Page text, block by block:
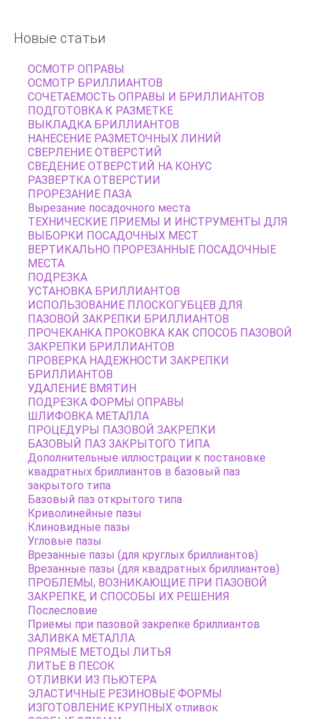
Новые статьи
ОСМОТР ОПРАВЫ
ОСМОТР БРИЛЛИАНТОВ
СОЧЕТАЕМОСТЬ ОПРАВЫ И БРИЛЛИАНТОВ
ПОДГОТОВКА К РАЗМЕТКЕ
ВЫКЛАДКА БРИЛЛИАНТОВ
НАНЕСЕНИЕ РАЗМЕТОЧНЫХ ЛИНИЙ
СВЕРЛЕНИЕ ОТВЕРСТИЙ
СВЕДЕНИЕ ОТВЕРСТИЙ НА КОНУС
РАЗВЕРТКА ОТВЕРСТИИ
ПРОРЕЗАНИЕ ПАЗА
Вырезание посадочного места
ТЕХНИЧЕСКИЕ ПРИЕМЫ И ИНСТРУМЕНТЫ ДЛЯ
ВЫБОРКИ ПОСАДОЧНЫХ МЕСТ
ВЕРТИКАЛЬНО ПРОРЕЗАННЫЕ ПОСАДОЧНЫЕ
МЕСТА
ПОДРЕЗКА
УСТАНОВКА БРИЛЛИАНТОВ
ИСПОЛЬЗОВАНИЕ ПЛОСКОГУБЦЕВ ДЛЯ
ПАЗОВОЙ ЗАКРЕПКИ БРИЛЛИАНТОВ
ПРОЧЕКАНКА ПРОКОВКА КАК СПОСОБ ПАЗОВОЙ
ЗАКРЕПКИ БРИЛЛИАНТОВ
ПРОВЕРКА НАДЕЖНОСТИ ЗАКРЕПКИ
БРИЛЛИАНТОВ
УДАЛЕНИЕ ВМЯТИН
ПОДРЕЗКА ФОРМЫ ОПРАВЫ
ШЛИФОВКА МЕТАЛЛА
ПРОЦЕДУРЫ ПАЗОВОЙ ЗАКРЕПКИ
БАЗОВЫЙ ПАЗ ЗАКРЫТОГО ТИПА
Дополнительные иллюстрации к постановке
квадратных бриллиантов в базовый паз
закрытого типа
Базовый паз открытого типа
Криволинейные пазы
Клиновидные пазы
Угловые пазы
Врезанные пазы (для круглых бриллиантов)
Врезанные пазы (для квадратных бриллиантов)
ПРОБЛЕМЫ, ВОЗНИКАЮЩИЕ ПРИ ПАЗОВОЙ
ЗАКРЕПКЕ, И СПОСОБЫ ИХ РЕШЕНИЯ
Послесловие
Приемы при пазовой закрепке бриллиантов
ЗАЛИВКА МЕТАЛЛА
ПРЯМЫЕ МЕТОДЫ ЛИТЬЯ
ЛИТЬЕ В ПЕСОК
ОТЛИВКИ ИЗ ПЬЮТЕРА
ЭЛАСТИЧНЫЕ РЕЗИНОВЫЕ ФОРМЫ
ИЗГОТОВЛЕНИЕ КРУПНЫХ отливок